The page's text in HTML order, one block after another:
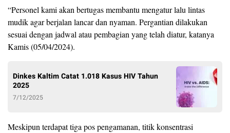
“Personel kami akan bertugas membantu mengatur lalu lintas
mudik agar berjalan lancar dan nyaman. Pergantian dilakukan
sesuai dengan jadwal atau pembagian yang telah diatur, katanya
Kamis (05/04/2024).
Dinkes Kaltim Catat 1.018 Kasus HIV Tahun
2025
7/12/2025
Meskipun terdapat tiga pos pengamanan, titik konsentrasi